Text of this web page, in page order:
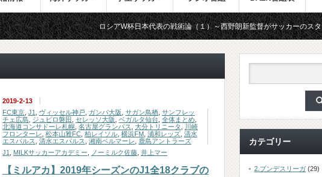
ロシアW杯日本代表の戦術論（１）～西野朗新監督がサッカーのスタイルは何か～
2019-2-13
FC東京 J1 ヴィッセル神戸 ガンバ大阪 サガン鳥栖 サンフレッ
チェ広島
ジュビロ磐田 セレッソ大阪 ベガルタ仙台 全体まとめ
北海道コンサドーレ札幌 名古屋グランパス 大分トリニータ
川崎
フロンターレ 松本山雅FC 柏レイソル 横浜FM 浦和レッズ 清水
エスパルス
清水エスパルス 湘南ベルマーレ
鹿島アントラーズ
J1
MILKサッカーアカデミー ノーミルク佐藤 井上マー
【ミルアカ】2019年シーズンのJ1全18クラブの
カテゴリー
2.ブンデスリーガ (29)